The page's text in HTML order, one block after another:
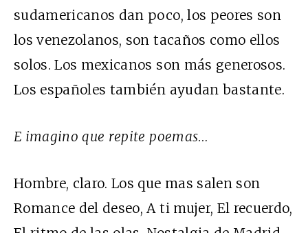
sudamericanos dan poco, los peores son
los venezolanos, son tacaños como ellos
solos. Los mexicanos son más generosos.
Los españoles también ayudan bastante.
E imagino que repite poemas…
Hombre, claro. Los que mas salen son
Romance del deseo, A ti mujer, El recuerdo,